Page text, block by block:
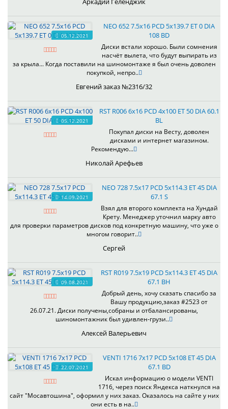
05.12.2021
NEO 652 7.5x16 PCD 5x139.7 ET 0 DIA
108 BD
Диски встали хорошо. Были сомнения
насчёт вылета, что будут выпирать из
за крыла... Когда поставили на шиномонтаже я был очень доволен
покупкой, непро..
Евгений заказ №2316/32
05.12.2021
RST R006 6x16 PCD 4x100 ET 50 DIA 60.1
BL
Покупал диски на Весту, доволен
дисками и интернет магазином.
Рекомендую...
Николай Арефьев
14.09.2021
NEO 728 7.5x17 PCD 5x114.3 ET 45 DIA
67.1 S
Взял для второго комплекта на Хундай
Крету. Менеджер уточнил марку авто
для проверки параметров дисков под конкретную машину, что уже о
многом говорит..
Сергей
09.08.2021
RST R019 7.5x19 PCD 5x114.3 ET 45 DIA
67.1 BH
Добрый день, хочу сказать спасибо за
Вашу продукцию,заказ #2523 от
26.07.21. Диски получены,собраны и отбалансированы,
шиномонтажник был удивлен-грузи..
Алексей Валерьевич
22.07.2021
VENTI 1716 7x17 PCD 5x108 ET 45 DIA
67.1 BD
Искал информацию о модели VENTI
1716, через поиск Яндекса наткнулся на
сайт "Мосавтошина", оформил у них заказ. Оказалось на сайте у них
они есть в на..